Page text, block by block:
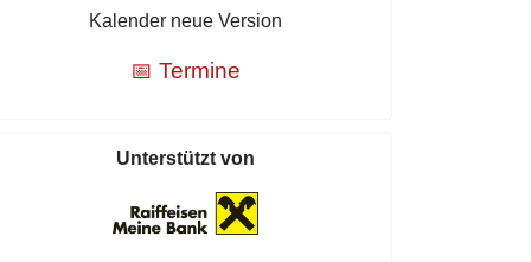
Kalender neue Version
📅 Termine
Unterstützt von